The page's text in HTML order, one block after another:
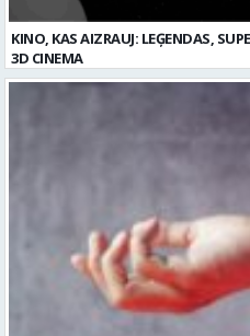
KINO, KAS AIZRAUJ: LEĢENDAS,
3D CINEMA